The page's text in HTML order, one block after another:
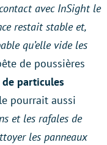
avec InSight le
restait stable et,
qu’elle vide les
de poussières
particules
pourrait aussi
et les rafales de
les panneaux